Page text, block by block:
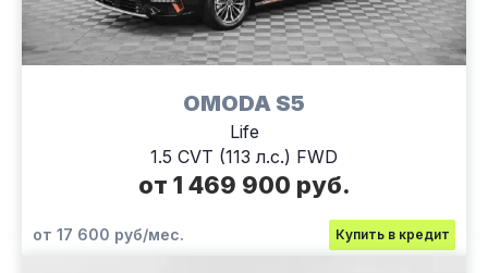
OMODA S5
Life
1.5 CVT (113 л.с.) FWD
от 1 469 900 руб.
от 17 600 руб/мес. Купить в кредит